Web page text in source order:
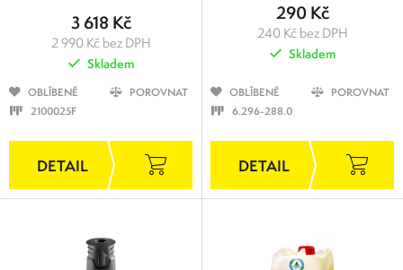
3 618 Kč
2 990 Kč bez DPH
Skladem
OBLÍBENÉ
POROVNAT
2100025F
290 Kč
240 Kč bez DPH
Skladem
OBLÍBENÉ
POROVNAT
6.296-288.0